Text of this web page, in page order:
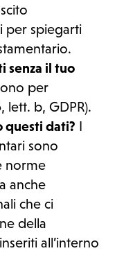
per spiegarti
senza il tuo
per
lett. b, GDPR).
questi dati? I
sono
norme
anche
che ci
della
all’interno